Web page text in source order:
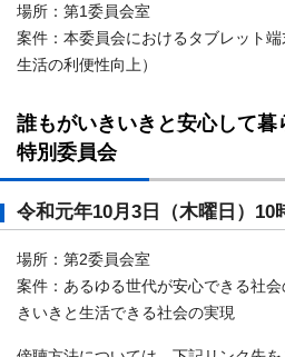
場所：第1委員会室
案件：本委員会におけるタブレット
生活の利便性向上）
誰もがいきいきと安心して
特別委員会
令和元年10月3日（木曜日）10
場所：第2委員会室
案件：あるゆる世代が安心できる社
きいきと生活できる社会の実現